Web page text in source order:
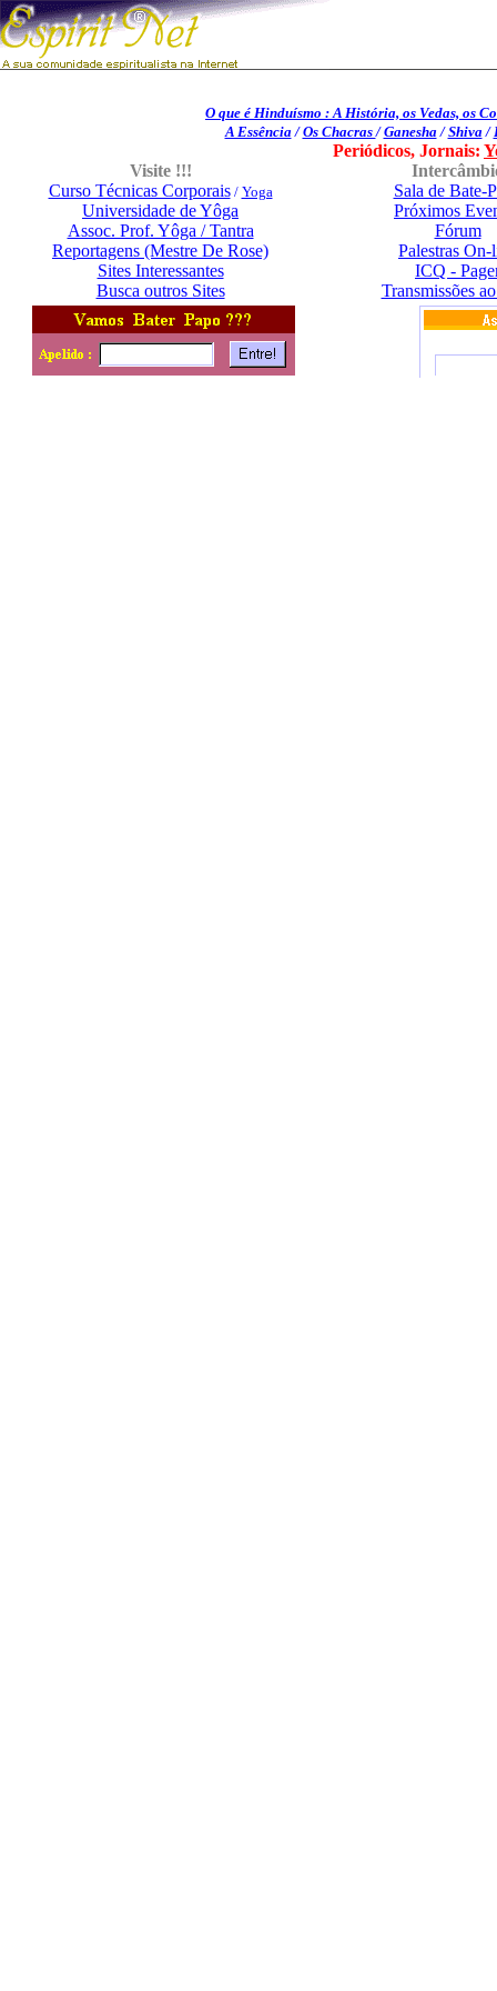
O que é Hinduísmo : A História, os Vedas, os
A Essência/Os Chacras/Ganesha/Shiva/
Periódicos, Jornais:
Visite !!!
Curso Técnicas Corporais/ Yoga
Sala de Bate-
Universidade de Yôga
Próximos
Assoc. Prof. Yôga / Tantra
Fórum
Reportagens (Mestre De Rose)
Palestras On-
Sites Interessantes
ICQ -
Busca outros Sites
Transmissões